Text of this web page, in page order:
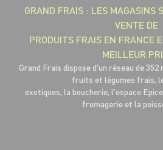
GRAND FRAIS : LES MAGASINS
VENTE DE
PRODUITS FRAIS EN FRANCE
MEILLEUR
Grand Frais dispose d'un réseau de
fruits et légumes frais,
exotiques, la boucherie, l'espace
fromagerie et la